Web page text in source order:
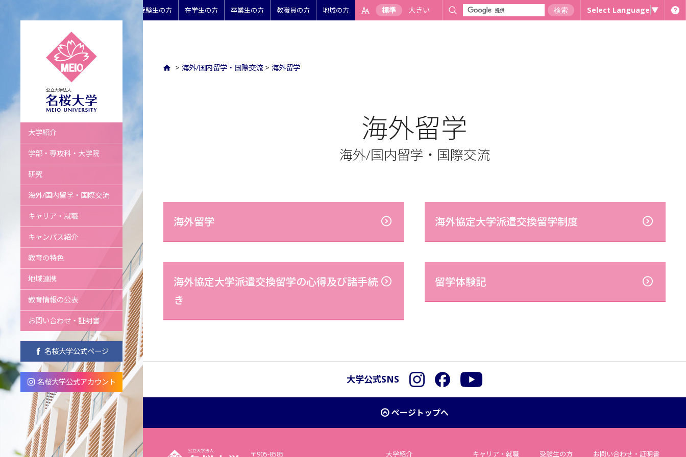
受験生の方 在学生の方 卒業生の方 教職員の方 地域の方 標準 大きい Select Language ▼
名桜大学
大学紹介
学部・専攻科・大学院
研究
海外/国内留学・国際交流
キャリア・就職
キャンパス紹介
教育の特色
地域連携
教育情報の公表
お問い合わせ・証明書
名桜大学公式ページ
名桜大学公式アカウント
> 海外/国内留学・国際交流> 海外留学
海外留学
海外/国内留学・国際交流
海外留学 海外協定大学派遣交換留学制度
海外協定大学派遣交換留学の心得及び諸手続
き
留学体験記
大学公式SNS InstagramFacebook
ページトップへ
〒905-8585 大学紹介 キャリア・就職 受験生の方 お問い合わせ・証明書